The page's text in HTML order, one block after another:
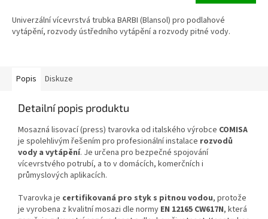
Univerzální vícevrstvá trubka BARBI (Blansol) pro podlahové
vytápění, rozvody ústředního vytápění a rozvody pitné vody.
Popis Diskuze
Detailní popis produktu
Mosazná lisovací (press) tvarovka od italského výrobce COMISA
je spolehlivým řešením pro profesionální instalace rozvodů
vody a vytápění. Je určena pro bezpečné spojování
vícevrstvého potrubí, a to v domácích, komerčních i
průmyslových aplikacích.
Tvarovka je certifikovaná pro styk s pitnou vodou, protože
je vyrobena z kvalitní mosazi dle normy EN 12165 CW617N, která